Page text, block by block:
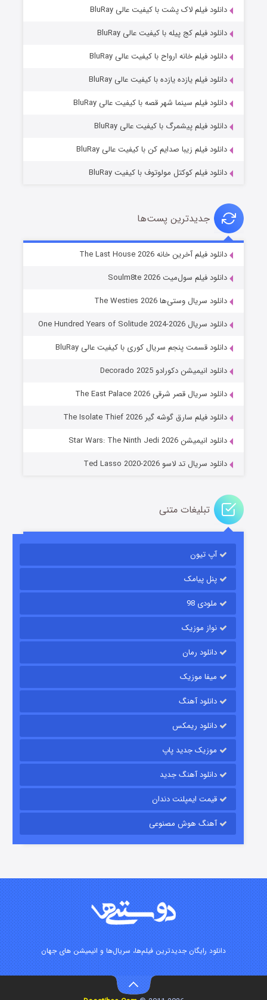
خاندان اژدها فصل ۳
جادوگری در مغولستان
قسمت۱۴ (زیرنویس) منتشر شد
قسمت
قسمت۲ (دوبله) منتشر شد
دانلود فیلم لاک پشت با کیفیت عالی BluRay
دانلود فیلم کج‌ پیله با کیفیت عالی BluRay
دانلود فیلم خانه ارواح با کیفیت عالی BluRay
دانلود فیلم یازده یازده با کیفیت عالی BluRay
دانلود فیلم سینما شهر قصه با کیفیت عالی BluRay
دانلود فیلم پیشمرگ با کیفیت عالی BluRay
دانلود فیلم زیبا صدایم کن با کیفیت عالی BluRay
دانلود فیلم کوکتل مولوتوف با کیفیت BluRay
جدیدترین پست‌ها
دانلود فیلم آخرین خانه The Last House 2026
دانلود فیلم سول‌میت Soulm8te 2026
دانلود سریال وستی‌ها The Westies 2026
دانلود سریال One Hundred Years of Solitude 2024-2026
دانلود قسمت پنجم سریال کوری با کیفیت عالی BluRay
دانلود انیمیشن دکورادو Decorado 2025
دانلود سریال قصر شرقی The East Palace 2026
دانلود فیلم سارق گوشه گیر The Isolate Thief 2026
دانلود انیمیشن Star Wars: The Ninth Jedi 2026
دانلود سریال تد لاسو Ted Lasso 2020-2026
تبلیغات متنی
آپ تیون
پنل پیامک
ملودی 98
نواز موزیک
دانلود رمان
میفا موزیک
دانلود آهنگ
دانلود ریمکس
موزیک جدید پاپ
دانلود آهنگ جدید
قیمت ایمپلنت دندان
آهنگ هوش مصنوعی
دانلود رایگان جدیدترین فیلم‌ها، سریال‌ها و انیمیشن های جهان